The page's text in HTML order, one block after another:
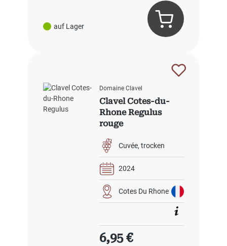
auf Lager
Domaine Clavel
Clavel Cotes-du-
Rhone Regulus
rouge
Cuvée trocken
2024
Cotes Du Rhone
Regulärer Preis:
6,95 €